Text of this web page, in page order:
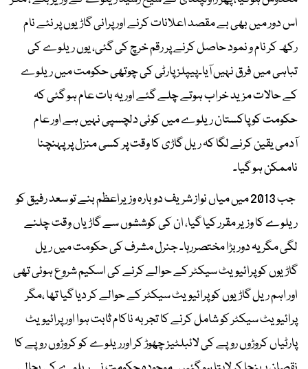
اس دور میں بھی بے مقصد اعلانات کرنے اور پرانی گاڑیوں پر نئے نام
رکھ کر نام و نمود حاصل کرنے پر رقم خرچ کی گئی، یوں ریلوے کی
تباہی میں فرق نہیں آیا۔پیپلز پارٹی کی چوتھی حکومت میں ریلوے
کے حالات مزید خراب ہوتے چلے گئے اور یہ بات عام ہو گئی کہ
حکومت کو پاکستان ریلوے میں کوئی دلچسپی نہیں ہے اور عام
آدمی یقین کرنے لگا کہ ریل گاڑی کا وقت پر کسی منزل پر پہنچنا
ناممکن ہو گیا۔
جب 2013 میں میاں نواز شریف دوبارہ وزیراعظم بنے تو سعد رفیق کو
ریلوے کا وزیر مقرر کیا گیا، ان کی کوششوں سے گاڑیاں وقت چلنے
لگی مگر یہ دور بڑا مختصررہا۔ جنرل مشرف کی حکومت میں ریل
گاڑیوں کو پرائیویٹ سیکٹر کے حوالے کرنے کی اسکیم شروع ہوئی تھی
اور اہم ریل گاڑیوں کو پرائیویٹ سیکٹر کے حوالے کر دیا گیا تھا ،مگر
پرائیویٹ سیکٹر کو شامل کرنے کا تجربہ ناکام ثابت ہوا اور پرائیویٹ
پارٹیاں کروڑوں روپے کی لائبلٹیز چھوڑ کر اورریلوے کو کروڑوں روپے کا